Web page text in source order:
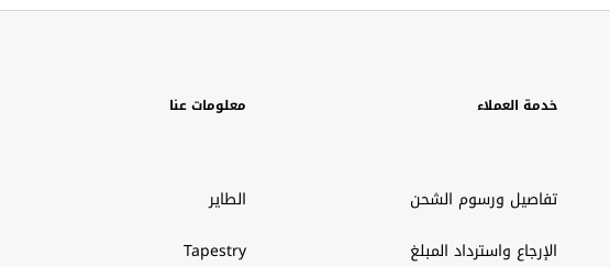
خدمة العملاء
تفاصيل ورسوم الشحن
الإرجاع واسترداد المبلغ
معلومات عنا
الطاير
Tapestry